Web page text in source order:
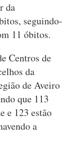
da
seguindo-
11 óbitos.
Centros de
da
de Aveiro
que 113
e 123 estão
a